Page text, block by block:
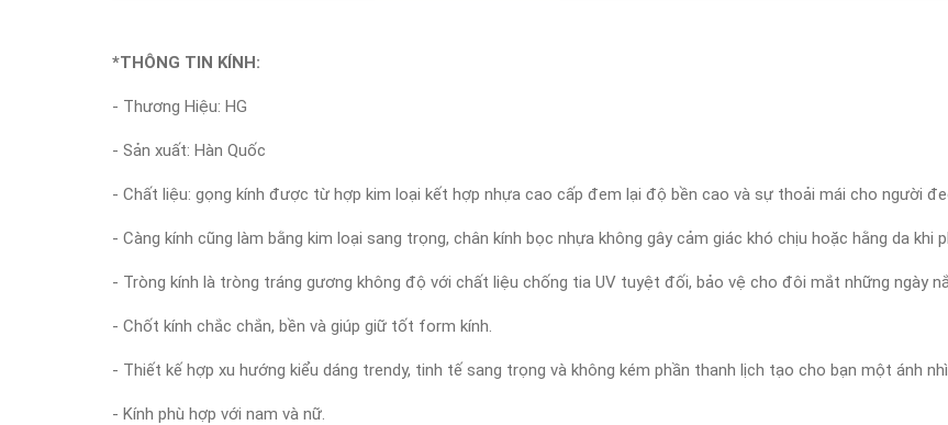
*THÔNG TIN KÍNH:
- Thương Hiệu: HG
- Sản xuất: Hàn Quốc
- Chất liệu: gọng kính được từ hợp kim loại kết hợp nhựa cao cấp đem lại độ bền cao và sự thoải mái cho người
- Càng kính cũng làm bằng kim loại sang trọng, chân kính bọc nhựa không gây cảm giác khó chịu hoặc hằng da khi
- Tròng kính là tròng tráng gương không độ với chất liệu chống tia UV tuyệt đối, bảo vệ cho đôi mắt những ngày
- Chốt kính chắc chắn, bền và giúp giữ tốt form kính.
- Thiết kế hợp xu hướng kiểu dáng trendy, tinh tế sang trọng và không kém phần thanh lịch tạo cho bạn một ánh
- Kính phù hợp với nam và nữ.